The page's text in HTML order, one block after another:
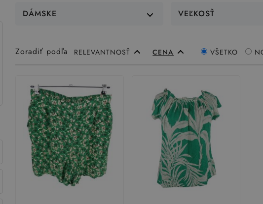
DÁMSKE VEĽKOSŤ
Zoradiť podľa RELEVANTNOSŤ CENA VŠETKO